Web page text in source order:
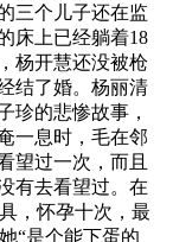
三个儿子还在监
床上已经躺着18
杨开慧还没被枪
结了婚。杨丽清
珍的悲惨故事，
一息时，毛在邻
望过一次，而且
有去看望过。在
，怀孕十次，最
“是个能下蛋的